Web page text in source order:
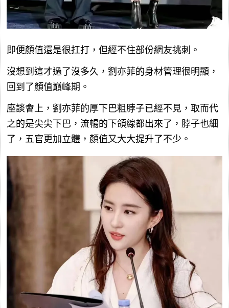
即便顏值還是很扛打，但經不住部份網友挑刺。
沒想到這才過了沒多久，劉亦菲的身材管理很明顯，
回到了顏值巔峰期。
座談會上，劉亦菲的厚下巴粗脖子已經不見，取而代
之的是尖尖下巴，流暢的下頜線都出來了，脖子也細
了，五官更加立體，顏值又大大提升了不少。